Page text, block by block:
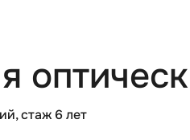
стаж 6 лет